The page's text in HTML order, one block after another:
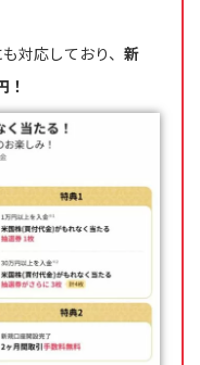
対応しており、 新
！